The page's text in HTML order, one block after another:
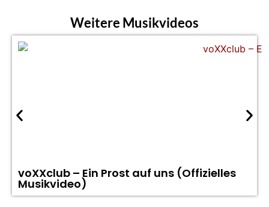
Weitere Musikvideos
voXXclub – Ein Prost auf uns (Offizielles
Musikvideo)